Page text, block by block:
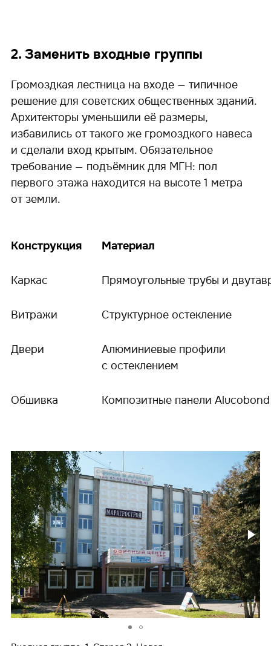
2. Заменить входные группы
Громоздкая лестница на входе — типичное
решение для советских общественных зданий.
Архитекторы уменьшили её размеры,
избавились от такого же громоздкого навеса
и сделали вход крытым. Обязательное
требование — подъёмник для МГН: пол
первого этажа находится на высоте 1 метра
от земли.
Конструкция Материал
Каркас Прямоугольные трубы и
Витражи Структурное остекление
Двери
Алюминиевые профили
с остеклением
Обшивка Композитные панели Alucobond